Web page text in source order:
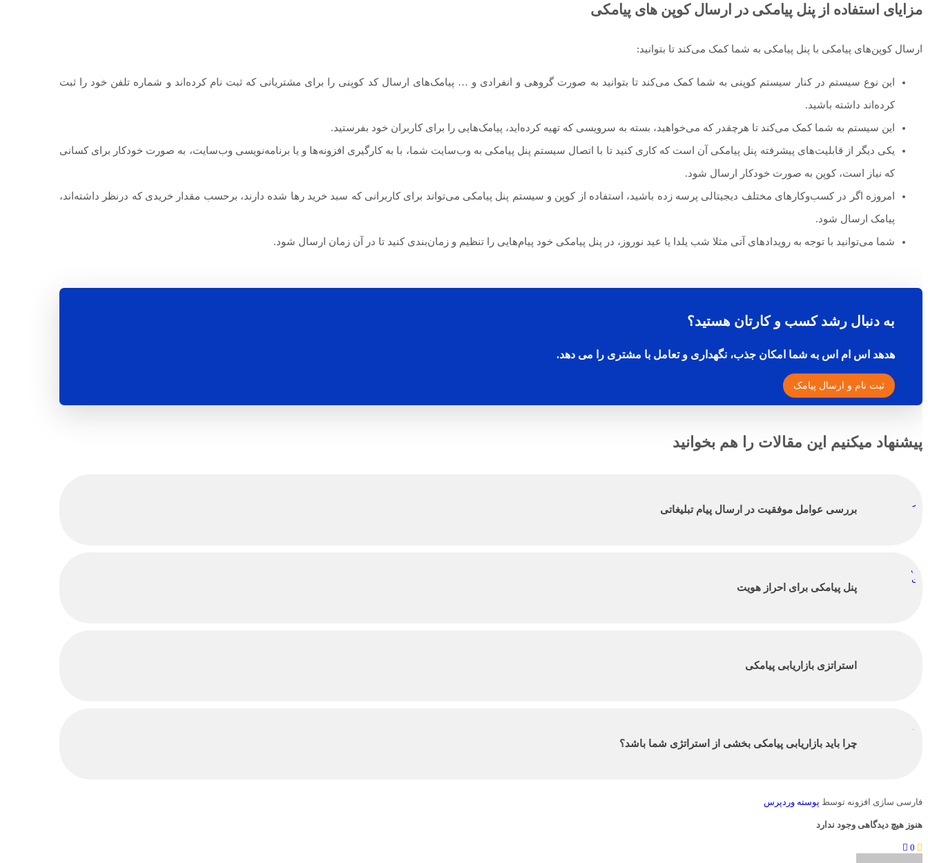
مزایای استفاده از پنل پیامکی در ارسال کوپن های پیامکی
ارسال کوپن‌های پیامکی با پنل پیامکی به شما کمک می‌کند تا بتوانید:
این نوع سیستم در کنار سیستم کوپنی به شما کمک می‌کند تا بتوانید به صورت گروهی و انفرادی و … پیامک‌های ارسال کد کوپنی را برای مشتریانی که ثبت نام کرده‌اند و شماره تلفن خود را ثبت
کرده‌اند داشته باشید.
این سیستم به شما کمک می‌کند تا هرچقدر که می‌خواهید، بسته به سرویسی که تهیه‌ کرده‌اید، پیامک‌هایی را برای کاربران خود بفرستید.
یکی دیگر از قابلیت‌های پیشرفته پنل پیامکی آن است که کاری کنید تا با اتصال سیستم پنل پیامکی به وب‌سایت شما، با به کارگیری افزونه‌ها و یا برنامه‌نویسی وب‌سایت، به صورت خودکار برای کسانی
که نیاز است، کوپن به صورت خودکار ارسال شود.
امروزه اگر در کسب‌و‌کارهای مختلف دیجیتالی پرسه زده‌ باشید، استفاده از کوپن و سیستم پنل پیامکی می‌تواند برای کاربرانی که سبد خرید رها شده دارند، برحسب مقدار خریدی که درنظر داشته‌اند،
پیامک ارسال شود.
شما می‌توانید با توجه به رویدادهای آتی مثلا شب یلدا یا عید نوروز، در پنل پیامکی خود پیام‌هایی را تنظیم و زمان‌بندی کنید تا در آن زمان ارسال شود.
به دنبال رشد کسب و کارتان هستید؟
هدهد اس ام اس به شما امکان جذب، نگهداری و تعامل با مشتری را می دهد.
ثبت نام و ارسال پیامک
پیشنهاد میکنیم این مقالات را هم بخوانید
بررسی عوامل موفقیت در ارسال پیام تبلیغاتی
پنل پیامکی برای احراز هویت
استراتزی بازاریابی پیامکی
چرا باید بازاریابی پیامکی بخشی از استراتژی شما باشد؟
فارسی سازی افزونه توسط پوسته وردپرس
هنوز هیچ دیدگاهی وجود ندارد
0